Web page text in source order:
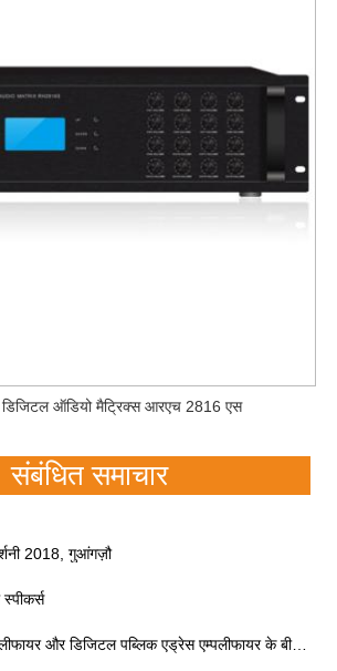
ऑडियो मैट्रिक्स आरएच 2816 एस
संबंधित समाचार
2018, गुआंगज़ौ
और डिजिटल पब्लिक एड्रेस एम्पलीफायर के बीच अंतर